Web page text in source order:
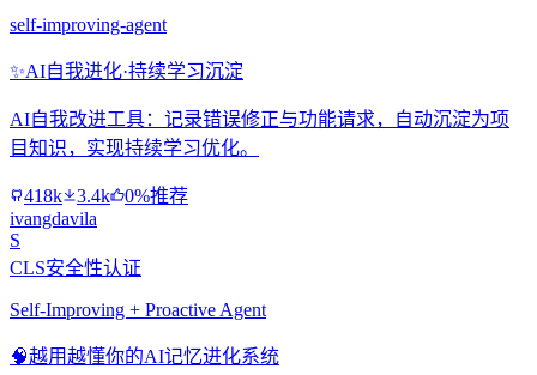
self-improving-agent
✨AI自我进化·持续学习沉淀
AI自我改进工具：记录错误修正与功能请求，自动沉淀为项
目知识，实现持续学习优化。
418k 3.4k
0%推荐
ivangdavila
S
CLS安全性认证
Self-Improving + Proactive Agent
🧠越用越懂你的AI记忆进化系统